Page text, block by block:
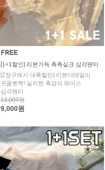
[1+1할인] 리본가득 촉촉실크 삼각팬티
[2장구매시 대폭할인] 리본디테일이
귀욤뽀짝! 실키한 촉감의 레이스
삼각팬티
13,000원
9,000원